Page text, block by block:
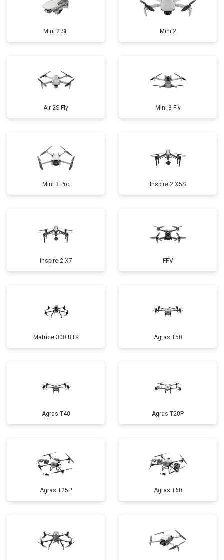
Mini 2 SE Mini 2
Air 2S Fly Mini 3 Fly
Mini 3 Pro Inspire 2 X5S
Inspire 2 X7 FPV
Matrice 300 RTK Agras T50
Agras T40 Agras T20P
Agras T25P Agras T60